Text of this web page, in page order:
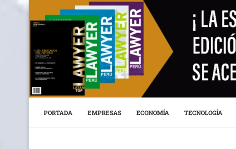
PORTADA EMPRESAS ECONOMÍA TECNOLOGÍA